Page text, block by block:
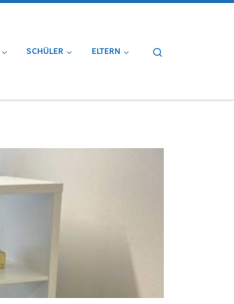
SCHÜLER ELTERN